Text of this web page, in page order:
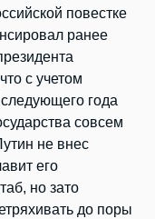
повестке
ранее
с учетом
года
совсем
не внес
его
но зато
до поры